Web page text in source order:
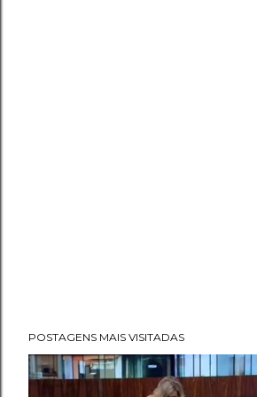
POSTAGENS MAIS VISITADAS